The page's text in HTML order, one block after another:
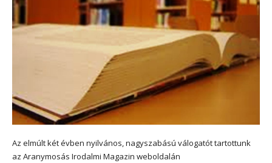
Az elmúlt két évben nyilvános, nagyszabású válogatót tartottunk
az Aranymosás Irodalmi Magazin weboldalán